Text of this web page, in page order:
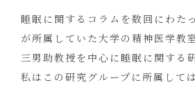
睡眠に関するコラムを数回にわた
が所属していた大学の精神医学教
三男助教授を中心に睡眠に関する
私はこの研究グループに所属して